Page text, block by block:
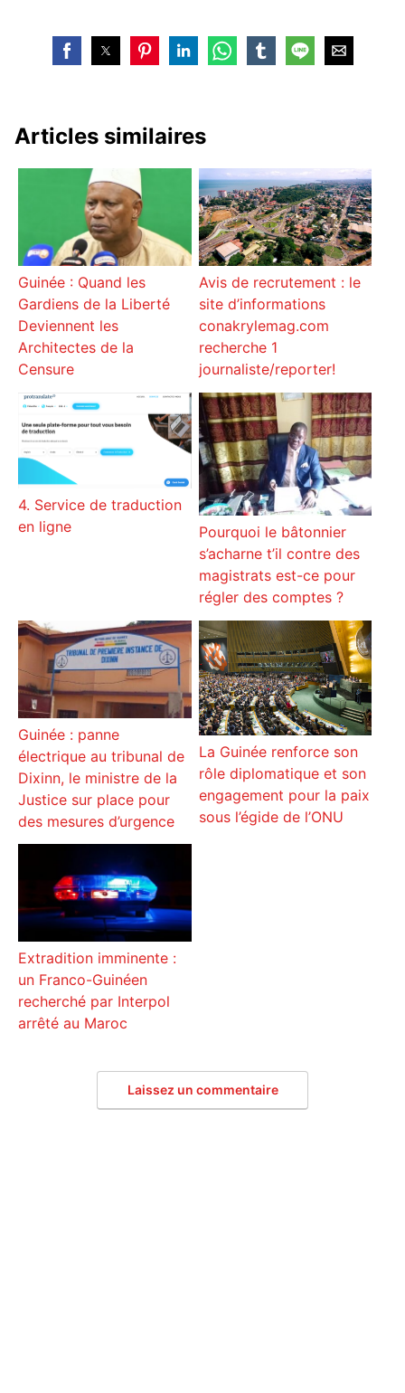
Articles similaires
Guinée : Quand les
Gardiens de la Liberté
Deviennent les
Architectes de la
Censure
Avis de recrutement : le
site d’informations
conakrylemag.com
recherche 1
journaliste/reporter!
4. Service de traduction
en ligne
Pourquoi le bâtonnier
s’acharne t’il contre des
magistrats est-ce pour
régler des comptes ?
Guinée : panne
électrique au tribunal de
Dixinn, le ministre de la
Justice sur place pour
des mesures d’urgence
La Guinée renforce son
rôle diplomatique et son
engagement pour la paix
sous l’égide de l’ONU
Extradition imminente :
un Franco-Guinéen
recherché par Interpol
arrêté au Maroc
Laissez un commentaire